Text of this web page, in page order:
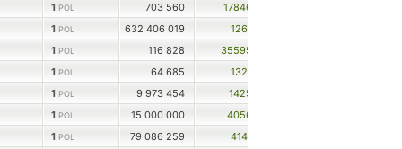
1 POL 703 560
17846
1 POL 632 406 019
1261
1 POL 116 828
35595
1 POL 64 685
1321
1 POL 9 973 454
1425
1 POL 15 000 000
4056
1 POL 79 086 259
4141